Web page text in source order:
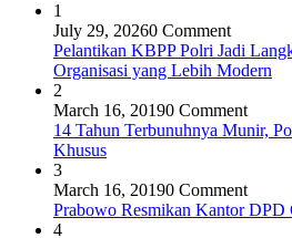
1
July 29, 20260 Comment
Pelantikan KBPP Polri Jadi
Organisasi yang Lebih Modern
2
March 16, 20190 Comment
14 Tahun Terbunuhnya Munir,
Khusus
3
March 16, 20190 Comment
Prabowo Resmikan Kantor DPD
4